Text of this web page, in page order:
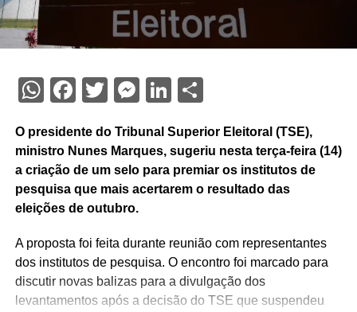
WhatsApp
Facebook
TwitterMessenger
LinkedIn
O presidente do Tribunal Superior Eleitoral (TSE),
ministro Nunes Marques, sugeriu nesta terça-feira (14)
a criação de um selo para premiar os institutos de
pesquisa que mais acertarem o resultado das
eleições de outubro.
A proposta foi feita durante reunião com representantes
dos institutos de pesquisa. O encontro foi marcado para
discutir novas balizas para a divulgação dos
levantamentos após a decisão do TSE que suspendeu